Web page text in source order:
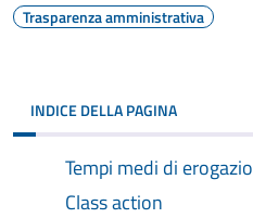
Trasparenza amministrativa
INDICE DELLA PAGINA
Tempi medi di
Class action